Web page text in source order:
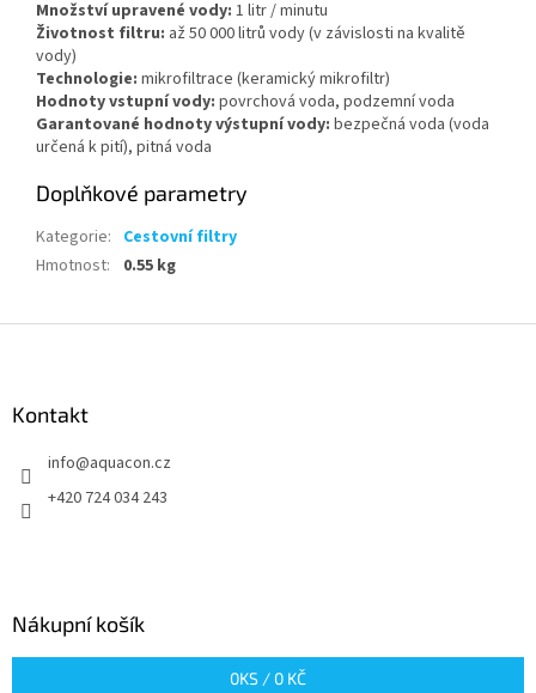
Množství upravené vody: 1 litr / minutu
Životnost filtru: až 50 000 litrů vody (v závislosti na kvalitě
vody)
Technologie: mikrofiltrace (keramický mikrofiltr)
Hodnoty vstupní vody: povrchová voda, podzemní voda
Garantované hodnoty výstupní vody: bezpečná voda (voda
určená k pití), pitná voda
Doplňkové parametry
Kategorie: Cestovní filtry
Hmotnost: 0.55 kg
Kontakt
info@aquacon.cz
+420 724 034 243
Nákupní košík
0KS / 0 KČ